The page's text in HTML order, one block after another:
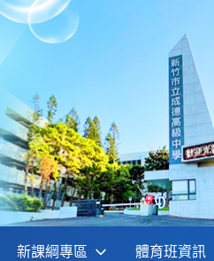
新課綱專區 體育班資訊